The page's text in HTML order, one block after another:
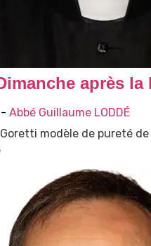
après la
Abbé Guillaume LODDÉ
modèle de pureté